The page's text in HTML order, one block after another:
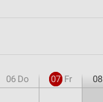
06 Do 07 Fr 08